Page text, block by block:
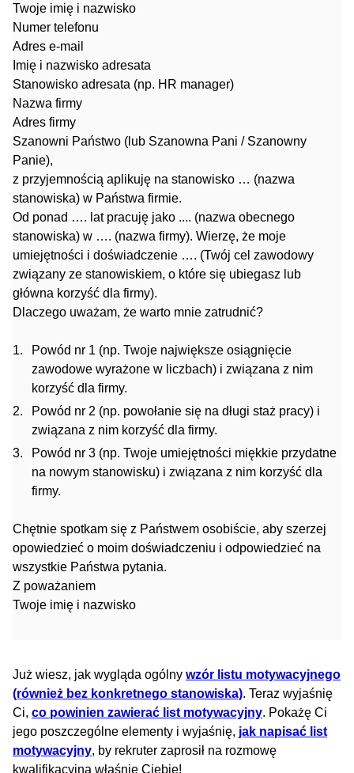
Twoje imię i nazwisko
Numer telefonu
Adres e-mail
Imię i nazwisko adresata
Stanowisko adresata (np. HR manager)
Nazwa firmy
Adres firmy
Szanowni Państwo (lub Szanowna Pani / Szanowny
Panie),
z przyjemnością aplikuję na stanowisko … (nazwa
stanowiska) w Państwa firmie.
Od ponad …. lat pracuję jako .... (nazwa obecnego
stanowiska) w …. (nazwa firmy). Wierzę, że moje
umiejętności i doświadczenie …. (Twój cel zawodowy
związany ze stanowiskiem, o które się ubiegasz lub
główna korzyść dla firmy).
Dlaczego uważam, że warto mnie zatrudnić?
Powód nr 1 (np. Twoje największe osiągnięcie
zawodowe wyrażone w liczbach) i związana z nim
korzyść dla firmy.
Powód nr 2 (np. powołanie się na długi staż pracy) i
związana z nim korzyść dla firmy.
Powód nr 3 (np. Twoje umiejętności miękkie przydatne
na nowym stanowisku) i związana z nim korzyść dla
firmy.
Chętnie spotkam się z Państwem osobiście, aby szerzej
opowiedzieć o moim doświadczeniu i odpowiedzieć na
wszystkie Państwa pytania.
Z poważaniem
Twoje imię i nazwisko
Już wiesz, jak wygląda ogólny wzór listu motywacyjnego
(również bez konkretnego stanowiska). Teraz wyjaśnię
Ci, co powinien zawierać list motywacyjny. Pokażę Ci
jego poszczególne elementy i wyjaśnię, jak napisać list
motywacyjny, by rekruter zaprosił na rozmowę
kwalifikacyjną właśnie Ciebie!